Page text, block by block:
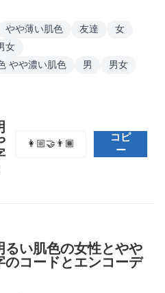
やや薄い肌色 友達
女
女
やや濃い肌色
男
男女
👩🏼‍🤝‍👨🏾
コピ
ー
い肌色の女性とやや
コードとエンコーデ